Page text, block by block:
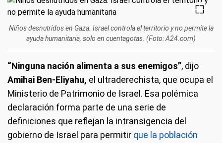
Niños desnutridos en Gaza. Israel controla el territorio y no permite la
ayuda humanitaria, solo en cuentagotas. (Foto: A24.com)
“Ninguna nación alimenta a sus enemigos”, dijo
Amihai Ben-Eliyahu, el ultraderechista, que ocupa el
Ministerio de Patrimonio de Israel. Esa polémica
declaración forma parte de una serie de
definiciones que reflejan la intransigencia del
gobierno de Israel para permitir que la población